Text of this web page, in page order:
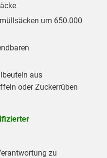
um 650.000
aus
oder Zuckerrüben
zu